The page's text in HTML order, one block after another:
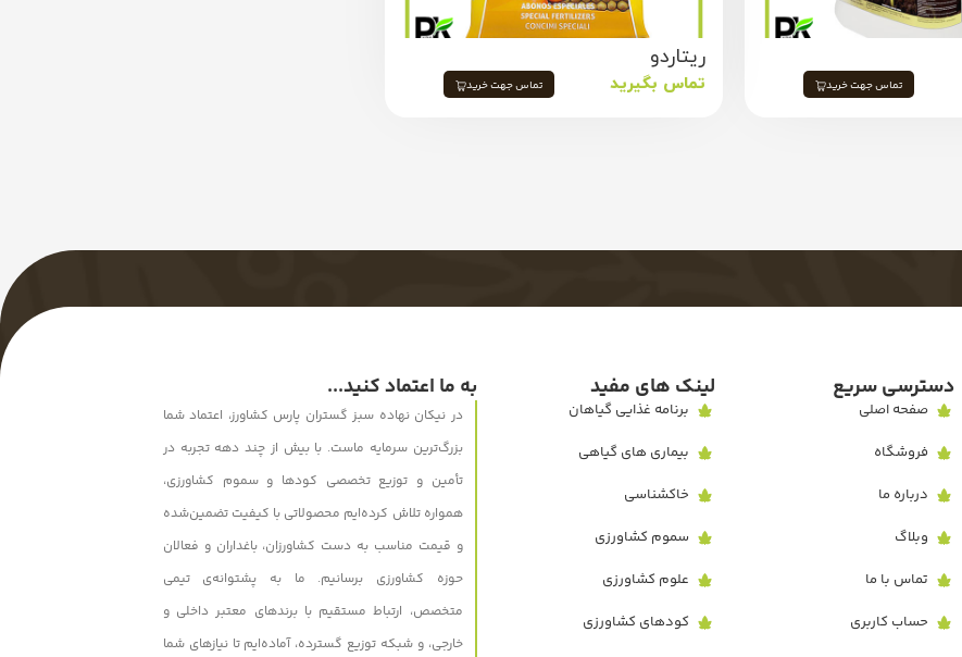
تماس جهت خرید
ریتاردو
تماس بگیرید تماس جهت خرید
دسترسی سریع
صفحه اصلی
فروشگاه
درباره ما
وبلاگ
تماس با ما
حساب کاربری
لینک های مفید
برنامه غذایی گیاهان
بیماری های گیاهی
خاکشناسی
سموم کشاورزی
علوم کشاورزی
کودهای کشاورزی
به ما اعتماد کنید...
در نیکان نهاده سبز گستران پارس کشاورز، اعتماد شما
بزرگ‌ترین سرمایه ماست. با بیش از چند دهه تجربه در
تأمین و توزیع تخصصی کودها و سموم کشاورزی،
همواره تلاش کرده‌ایم محصولاتی با کیفیت تضمین‌شده
و قیمت مناسب به دست کشاورزان، باغداران و فعالان
حوزه کشاورزی برسانیم. ما به پشتوانه‌ی تیمی
متخصص، ارتباط مستقیم با برندهای معتبر داخلی و
خارجی، و شبکه توزیع گسترده، آماده‌ایم تا نیازهای شما